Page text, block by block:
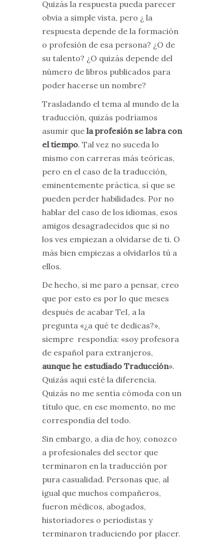
Quizás la respuesta pueda parecer
obvia a simple vista, pero ¿ la
respuesta depende de la formación
o profesión de esa persona? ¿O de
su talento? ¿O quizás depende del
número de libros publicados para
poder hacerse un nombre?
Trasladando el tema al mundo de la
traducción, quizás podríamos
asumir que la profesión se labra con
el tiempo. Tal vez no suceda lo
mismo con carreras más teóricas,
pero en el caso de la traducción,
eminentemente práctica, sí que se
pueden perder habilidades. Por no
hablar del caso de los idiomas, esos
amigos desagradecidos que si no
los ves empiezan a olvidarse de ti. O
más bien empiezas a olvidarlos tú a
ellos.
De hecho, si me paro a pensar, creo
que por esto es por lo que meses
después de acabar TeI, a la
pregunta «¿a qué te dedicas?»,
siempre respondía: «soy profesora
de español para extranjeros,
aunque he estudiado Traducción».
Quizás aquí esté la diferencia.
Quizás no me sentía cómoda con un
título que, en ese momento, no me
correspondía del todo.
Sin embargo, a día de hoy, conozco
a profesionales del sector que
terminaron en la traducción por
pura casualidad. Personas que, al
igual que muchos compañeros,
fueron médicos, abogados,
historiadores o periodistas y
terminaron traduciendo por placer.